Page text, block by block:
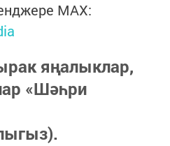
MАХ:
яңалыклар,
«Шәһри